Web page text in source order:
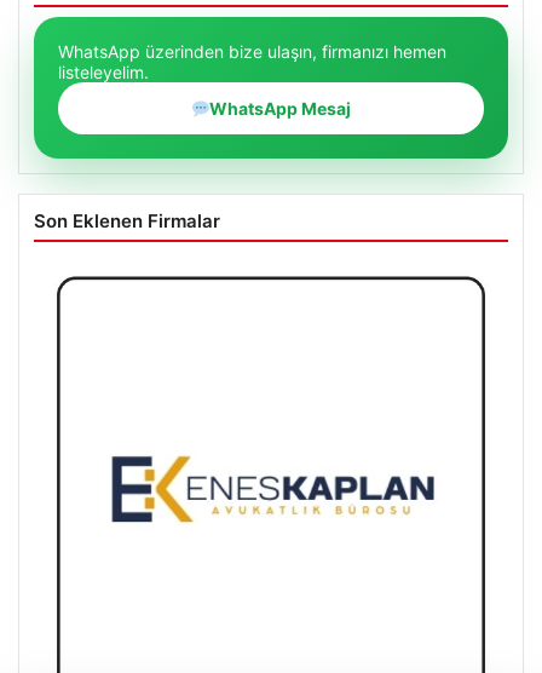
WhatsApp üzerinden bize ulaşın, firmanızı hemen
listeleyelim.
WhatsApp Mesaj
Son Eklenen Firmalar